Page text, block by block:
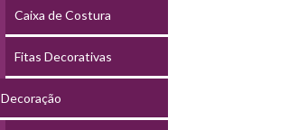
Caixa de Costura
Fitas Decorativas
Decoração